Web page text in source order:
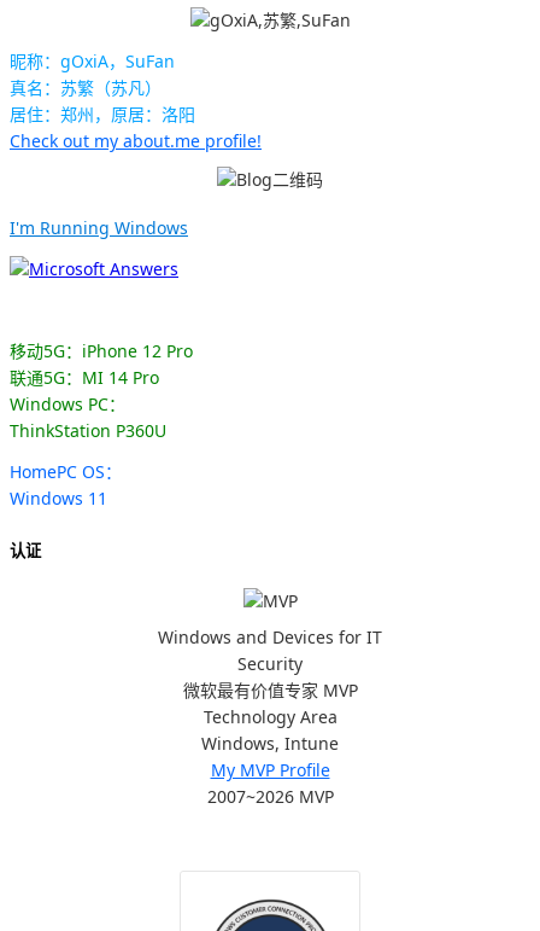
昵称：gOxiA，SuFan
真名：苏繁（苏凡）
居住：郑州，原居：洛阳
Check out my about.me profile!
I'm Running Windows
移动5G：iPhone 12 Pro
联通5G：MI 14 Pro
Windows PC：
ThinkStation P360U
HomePC OS：
Windows 11
认证
Windows and Devices for IT
Security
微软最有价值专家 MVP
Technology Area
Windows, Intune
My MVP Profile
2007~2026 MVP